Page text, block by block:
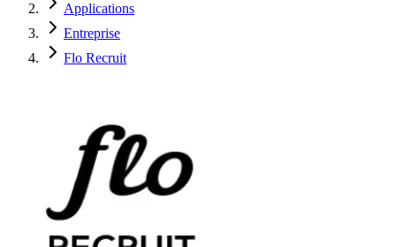
Applications
Entreprise
Flo Recruit